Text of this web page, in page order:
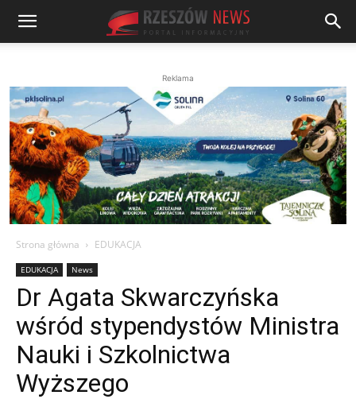
Reklama
Strona główna EDUKACJA
EDUKACJA News
Dr Agata Skwarczyńska
wśród stypendystów Ministra
Nauki i Szkolnictwa
Wyższego